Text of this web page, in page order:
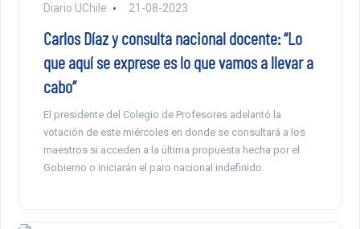
Diario UChile 21-08-2023
Carlos Díaz y consulta nacional docente: “Lo
que aquí se exprese es lo que vamos a llevar a
cabo”
El presidente del Colegio de Profesores adelantó la
votación de este miércoles en donde se consultará a los
maestros si acceden a la última propuesta hecha por el
Gobierno o iniciarán el paro nacional indefinido.